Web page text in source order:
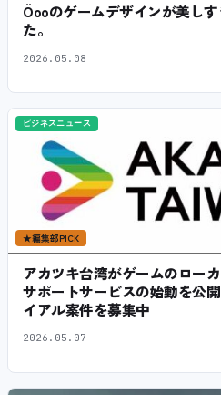
Öooのゲームデザインが美し
た。
2026.05.08
ビジネスニュース
★編集部PICK
アカツキ台湾がゲームのロー
サポートサービスの始動を公
イアル案件を募集中
2026.05.07